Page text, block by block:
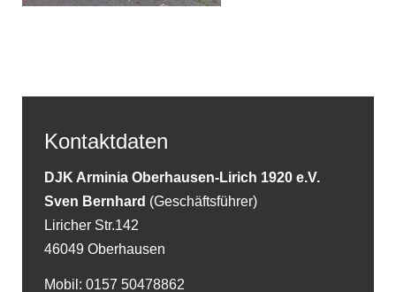
Kontaktdaten
DJK Arminia Oberhausen-Lirich 1920 e.V.
Sven Bernhard (Geschäftsführer)
Liricher Str.142
46049 Oberhausen
Mobil: 0157 50478862